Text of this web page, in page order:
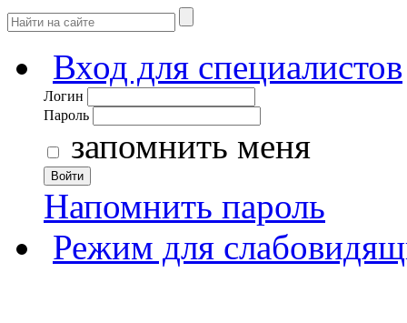
Вход для специалистов
Логин
Пароль
запомнить меня
Войти
Напомнить пароль
Режим для